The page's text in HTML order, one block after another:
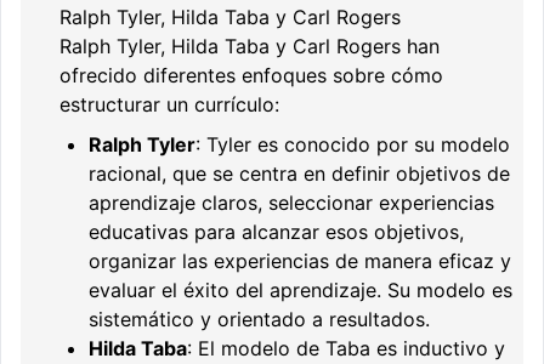
Ralph Tyler, Hilda Taba y Carl Rogers
Ralph Tyler, Hilda Taba y Carl Rogers han
ofrecido diferentes enfoques sobre cómo
estructurar un currículo:
Ralph Tyler: Tyler es conocido por su modelo
racional, que se centra en definir objetivos de
aprendizaje claros, seleccionar experiencias
educativas para alcanzar esos objetivos,
organizar las experiencias de manera eficaz y
evaluar el éxito del aprendizaje. Su modelo es
sistemático y orientado a resultados.
Hilda Taba: El modelo de Taba es inductivo y